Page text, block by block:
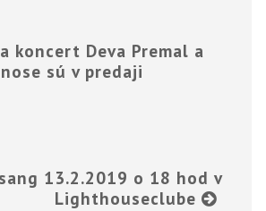
koncert Deva Premal a
sú v predaji
13.2.2019 o 18 hod v
Lighthouseclube